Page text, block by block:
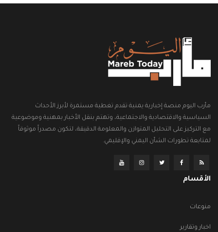
مأرب اليوم منصة إخبارية يمنية تقدم تغطية مستمرة لأبرز الأحداث
السياسية والاقتصادية والاجتماعية، وتهتم بنقل الأخبار بمهنية وموضوعية
مع التركيز على التحليل المتوازن والمعلومة الدقيقة، لتكون مصدراً موثوقاً
لمتابعة تطورات الشأن اليمني والإقليمي.
الأقسام
منوعات
اخبار وتقارير